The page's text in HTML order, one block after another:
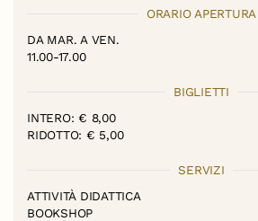
ORARIO APERTURA
DA MAR. A VEN.
11.00-17.00
BIGLIETTI
INTERO: € 8,00
RIDOTTO: € 5,00
SERVIZI
ATTIVITÀ DIDATTICA
BOOKSHOP